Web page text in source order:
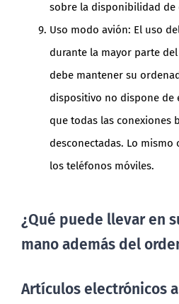
sobre la disponibilidad de
Uso modo avión: El uso
durante la mayor parte
debe mantener su
dispositivo no dispone de
que todas las conexiones
desconectadas. Lo
los teléfonos móviles.
¿Qué puede llevar en
mano además del
Artículos electrónicos